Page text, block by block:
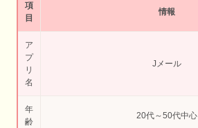
項
目
情報
ア
プ
リ
名
Jメール
年
齢
20代～50代中心